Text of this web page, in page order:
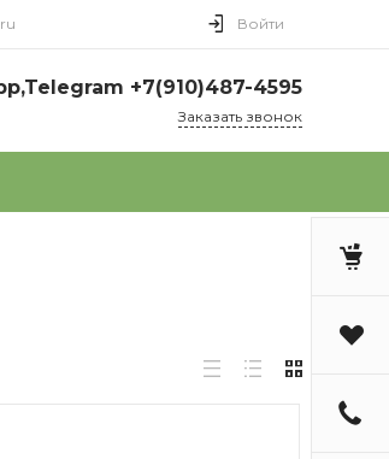
Войти
+7(910)487-4595
Заказать звонок